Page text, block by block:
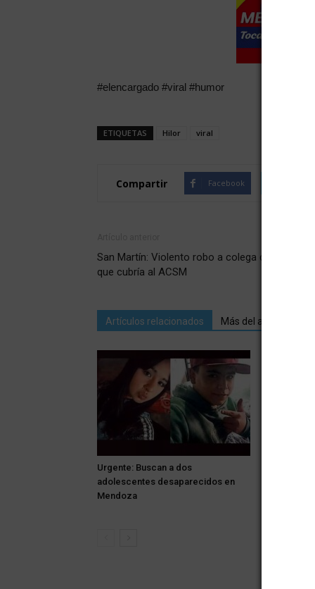
#elencargado #viral #humor
ETIQUETAS Hilor viral
Compartir Facebook
San Martín: Violento robo a colega de canal 3
que cubría al ACSM
Artículos relacionados Más del autor
Urgente: Buscan a dos
adolescentes desaparecidos en
Mendoza